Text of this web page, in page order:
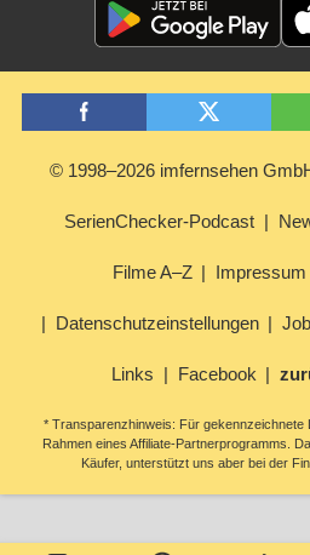
© 1998–2026 imfernsehen
SerienChecker-Podcast
Filme A–Z Impressum
Datenschutzeinstellungen
Links Facebook
* Transparenzhinweis: Für gekennzeichnete
Rahmen eines Affiliate-Partnerprogramms.
Käufer, unterstützt uns aber bei der